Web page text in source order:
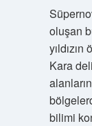
oluşan
Kara
bilimi